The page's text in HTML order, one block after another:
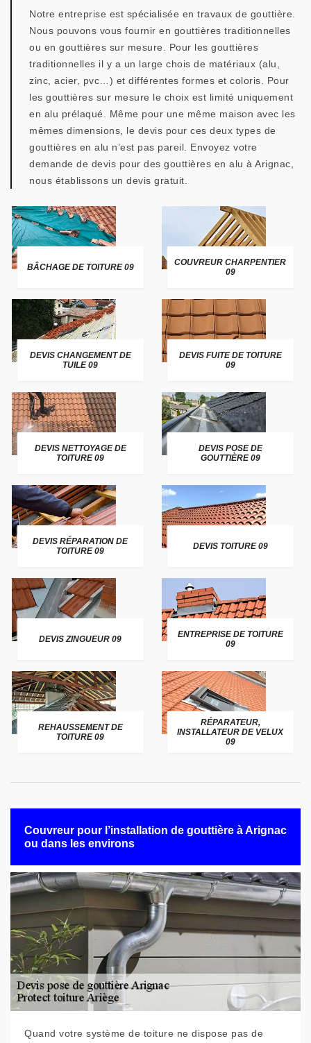
Notre entreprise est spécialisée en travaux de gouttière.
Nous pouvons vous fournir en gouttières traditionnelles
ou en gouttières sur mesure. Pour les gouttières
traditionnelles il y a un large chois de matériaux (alu,
zinc, acier, pvc…) et différentes formes et coloris. Pour
les gouttières sur mesure le choix est limité uniquement
en alu prélaqué. Même pour une même maison avec les
mêmes dimensions, le devis pour ces deux types de
gouttières en alu n’est pas pareil. Envoyez votre
demande de devis pour des gouttières en alu à Arignac,
nous établissons un devis gratuit.
BÂCHAGE DE TOITURE 09
COUVREUR CHARPENTIER
09
DEVIS CHANGEMENT DE
TUILE 09
DEVIS FUITE DE TOITURE
09
DEVIS NETTOYAGE DE
TOITURE 09
DEVIS POSE DE
GOUTTIÈRE 09
DEVIS RÉPARATION DE
TOITURE 09
DEVIS TOITURE 09
DEVIS ZINGUEUR 09
ENTREPRISE DE TOITURE
09
REHAUSSEMENT DE
TOITURE 09
RÉPARATEUR,
INSTALLATEUR DE VELUX
09
Couvreur pour l’installation de gouttière à Arignac
ou dans les environs
Quand votre système de toiture ne dispose pas de